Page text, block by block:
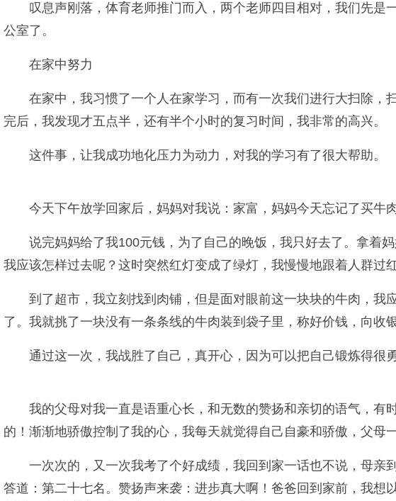
叹息声刚落，体育老师推门而入，两个老师四目相对，我们先
公室了。
在家中努力
在家中，我习惯了一个人在家学习，而有一次我们进行大扫除
完后，我发现才五点半，还有半个小时的复习时间，我非常的高兴。
这件事，让我成功地化压力为动力，对我的学习有了很大帮助。
今天下午放学回家后，妈妈对我说：家富，妈妈今天忘记了买牛
说完妈妈给了我100元钱，为了自己的晚饭，我只好去了。拿着
我应该怎样过去呢？这时突然红灯变成了绿灯，我慢慢地跟着人群过
到了超市，我立刻找到肉铺，但是面对眼前这一块块的牛肉，
了。我就挑了一块没有一条条线的牛肉装到袋子里，称好价钱，向收
通过这一次，我战胜了自己，真开心，因为可以把自己锻炼得很勇
我的父母对我一直是语重心长，和无数的赞扬和亲切的语气，
的！渐渐地骄傲控制了我的心，我每天就觉得自己自豪和骄傲，父母
一次次的，又一次我考了个好成绩，我回到家一话也不说，母
答道：第二十七名。赞扬声来袭：进步真大啊！爸爸回到家前，我想